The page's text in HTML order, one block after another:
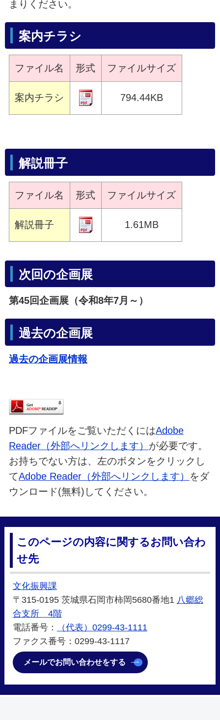
まりください。
案内チラシ
ファイル名 形式 ファイルサイズ
案内チラシ 794.44KB
解説冊子
ファイル名 形式 ファイルサイズ
解説冊子 1.61MB
次回の企画展
第45回企画展（令和8年7月～）
過去の企画展
過去の企画展情報
PDFファイルをご覧いただくにはAdobe
Reader（外部へリンクします） が必要です。
お持ちでない方は、左のボタンをクリックし
てAdobe Reader（外部へリンクします） をダ
ウンロード(無料)してください。
このページの内容に関するお問い合わ
せ先
文化振興課
〒315-0195 茨城県石岡市柿岡5680番地1 八郷総
合支所 4階
電話番号：
（代表）0299-43-1111
ファクス番号：0299-43-1117
メールでお問い合わせをする